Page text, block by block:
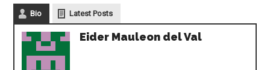
Bio Latest Posts
Eider Mauleon del Val